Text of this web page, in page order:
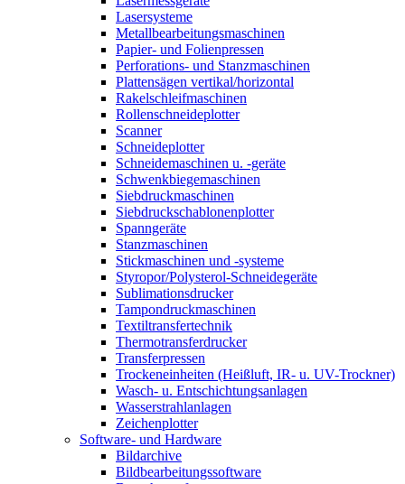
Lasersysteme
Metallbearbeitungsmaschinen
Papier- und Folienpressen
Perforations- und Stanzmaschinen
Plattensägen vertikal/horizontal
Rakelschleifmaschinen
Rollenschneideplotter
Scanner
Schneideplotter
Schneidemaschinen u. -geräte
Schwenkbiegemaschinen
Siebdruckmaschinen
Siebdruckschablonenplotter
Spanngeräte
Stanzmaschinen
Stickmaschinen und -systeme
Styropor/Polysterol-Schneidegeräte
Sublimationsdrucker
Tampondruckmaschinen
Textiltransfertechnik
Thermotransferdrucker
Transferpressen
Trockeneinheiten (Heißluft, IR- u. UV-Trockner)
Wasch- u. Entschichtungsanlagen
Wasserstrahlanlagen
Zeichenplotter
Software- und Hardware
Bildarchive
Bildbearbeitungssoftware